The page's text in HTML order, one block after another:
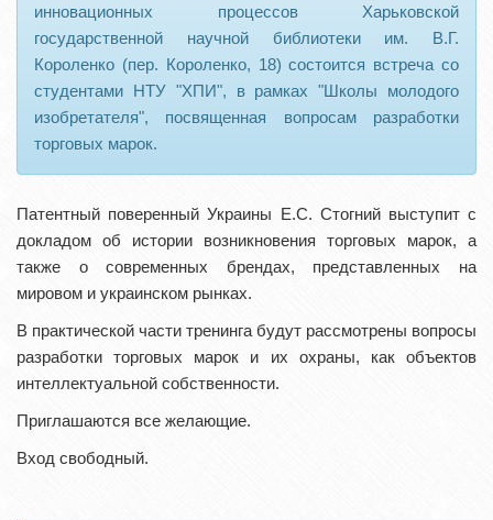
инновационных процессов Харьковской
государственной научной библиотеки им. В.Г.
Короленко (пер. Короленко, 18) состоится встреча со
студентами НТУ "ХПИ", в рамках "Школы молодого
изобретателя", посвященная вопросам разработки
торговых марок.
Патентный поверенный Украины Е.С. Стогний выступит с
докладом об истории возникновения торговых марок, а
также о современных брендах, представленных на
мировом и украинском рынках.
В практической части тренинга будут рассмотрены вопросы
разработки торговых марок и их охраны, как объектов
интеллектуальной собственности.
Приглашаются все желающие.
Вход свободный.